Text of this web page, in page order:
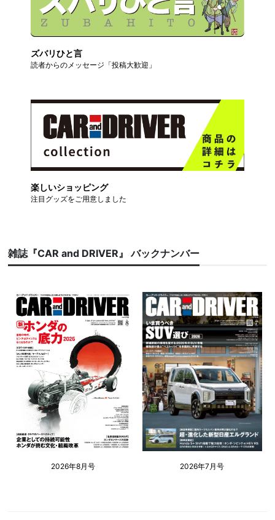
ズバリひと言
読者からのメッセージ「投稿大歓迎」
楽しいショッピング
注目グッズをご用意しました
雑誌『CAR and DRIVER』 バックナンバー
2026年8月号 2026年7月号